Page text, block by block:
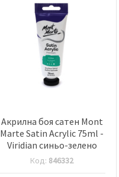
Акрилна боя сатен Mont
Marte Satin Acrylic 75ml -
Viridian синьо-зелено
Код: 846332